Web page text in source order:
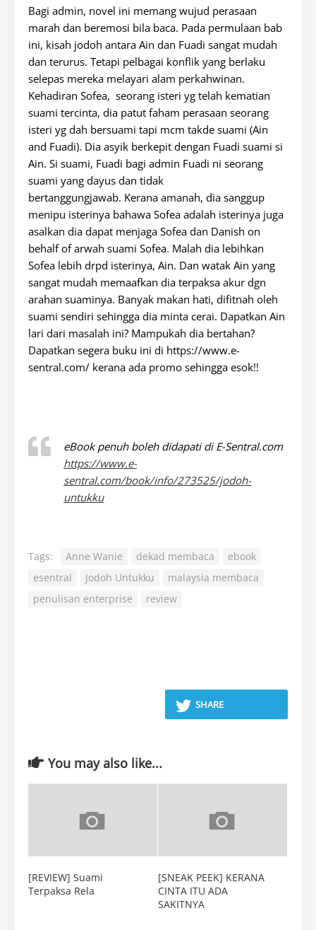
Bagi admin, novel ini memang wujud perasaan
marah dan beremosi bila baca. Pada permulaan bab
ini, kisah jodoh antara Ain dan Fuadi sangat mudah
dan terurus. Tetapi pelbagai konflik yang berlaku
selepas mereka melayari alam perkahwinan.
Kehadiran Sofea, seorang isteri yg telah kematian
suami tercinta, dia patut faham perasaan seorang
isteri yg dah bersuami tapi mcm takde suami (Ain
and Fuadi). Dia asyik berkepit dengan Fuadi suami si
Ain. Si suami, Fuadi bagi admin Fuadi ni seorang
suami yang dayus dan tidak
bertanggungjawab. Kerana amanah, dia sanggup
menipu isterinya bahawa Sofea adalah isterinya juga
asalkan dia dapat menjaga Sofea dan Danish on
behalf of arwah suami Sofea. Malah dia lebihkan
Sofea lebih drpd isterinya, Ain. Dan watak Ain yang
sangat mudah memaafkan dia terpaksa akur dgn
arahan suaminya. Banyak makan hati, difitnah oleh
suami sendiri sehingga dia minta cerai. Dapatkan Ain
lari dari masalah ini? Mampukah dia bertahan?
Dapatkan segera buku ini di https://www.e-
sentral.com/ kerana ada promo sehingga esok!!
eBook penuh boleh didapati di E-Sentral.com
https://www.e-
sentral.com/book/info/273525/jodoh-
untukku
Tags: Anne Wanie dekad membaca
ebook
esentral
Jodoh Untukku
malaysia membaca
penulisan enterprise
review
SHARE
You may also like...
[REVIEW] Suami
Terpaksa Rela
[SNEAK PEEK] KERANA
CINTA ITU ADA
SAKITNYA